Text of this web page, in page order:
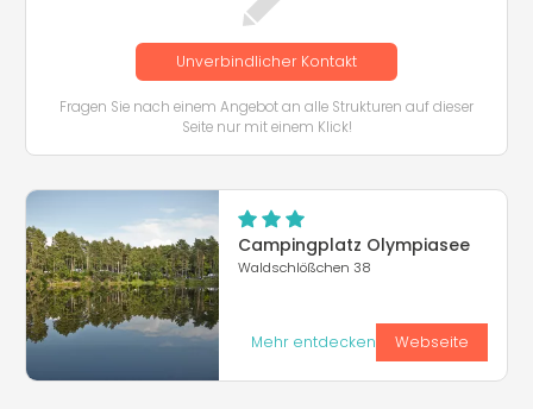
Unverbindlicher Kontakt
Fragen Sie nach einem Angebot an alle Strukturen auf dieser
Seite nur mit einem Klick!
Campingplatz Olympiasee
Waldschlößchen 38
Mehr entdecken Webseite